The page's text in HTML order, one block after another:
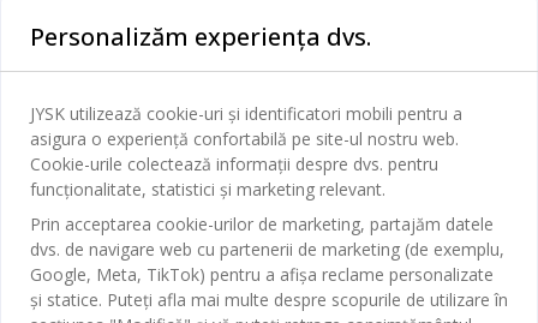
Baie
Birou
Sufragerie
Bucătărie
Depozitare
Contact Relații Clienți
Magazine și program
Broșură
Termeni si conditii vânzări online
Garantia prețului
JYSK
Despre JYSK
JYSK.com
Presă
SEDIU CENTRAL
TAROL-DD S.R.L. str. Jubiliara, 41A mun. Chișinău, Republica
Moldova
JYSK RELAȚII CLIENȚI
Personalizăm experiența dvs.
JYSK utilizează cookie-uri și identificatori mobili pentru a
asigura o experiență confortabilă pe site-ul nostru web.
Cookie-urile colectează informații despre dvs. pentru
funcționalitate, statistici și marketing relevant.
Prin acceptarea cookie-urilor de marketing, partajăm datele
dvs. de navigare web cu partenerii de marketing (de exemplu,
Google, Meta, TikTok) pentru a afișa reclame personalizate
și statice. Puteți afla mai multe despre scopurile de utilizare în